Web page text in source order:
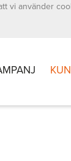
vi använder